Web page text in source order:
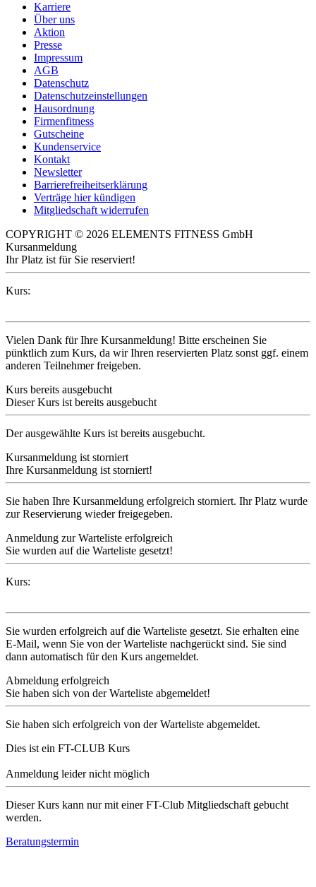
Karriere
Über uns
Aktion
Presse
Impressum
AGB
Datenschutz
Datenschutzeinstellungen
Hausordnung
Firmenfitness
Gutscheine
Kundenservice
Kontakt
Newsletter
Barrierefreiheitserklärung
Verträge hier kündigen
Mitgliedschaft widerrufen
COPYRIGHT © 2026 ELEMENTS FITNESS GmbH
Kursanmeldung
Ihr Platz ist für Sie reserviert!
Kurs:
Vielen Dank für Ihre Kursanmeldung! Bitte erscheinen Sie
pünktlich zum Kurs, da wir Ihren reservierten Platz sonst ggf. einem
anderen Teilnehmer freigeben.
Kurs bereits ausgebucht
Dieser Kurs ist bereits ausgebucht
Der ausgewählte Kurs ist bereits ausgebucht.
Kursanmeldung ist storniert
Ihre Kursanmeldung ist storniert!
Sie haben Ihre Kursanmeldung erfolgreich storniert. Ihr Platz wurde
zur Reservierung wieder freigegeben.
Anmeldung zur Warteliste erfolgreich
Sie wurden auf die Warteliste gesetzt!
Kurs:
Sie wurden erfolgreich auf die Warteliste gesetzt. Sie erhalten eine
E-Mail, wenn Sie von der Warteliste nachgerückt sind. Sie sind
dann automatisch für den Kurs angemeldet.
Abmeldung erfolgreich
Sie haben sich von der Warteliste abgemeldet!
Sie haben sich erfolgreich von der Warteliste abgemeldet.
Dies ist ein FT-CLUB Kurs
Anmeldung leider nicht möglich
Dieser Kurs kann nur mit einer FT-Club Mitgliedschaft gebucht
werden.
Beratungstermin